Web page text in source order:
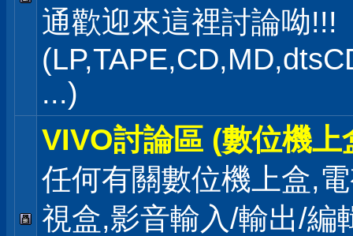
通歡迎來這裡討論呦!!!
...)
VIVO討論區 (數位機上
任何有關數位機上盒,
視盒,影音輸入/輸出/編